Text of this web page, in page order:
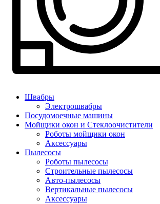
Швабры
Электрошвабры
Посудомоечные машины
Мойщики окон и Стеклоочистители
Роботы мойщики окон
Аксессуары
Пылесосы
Роботы пылесосы
Строительные пылесосы
Авто-пылесосы
Вертикальные пылесосы
Аксессуары